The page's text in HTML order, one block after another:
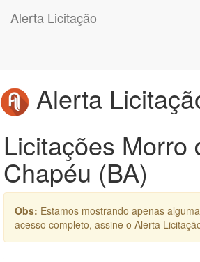
Alerta Licitação
Alerta
Licitações Morro
Chapéu (BA)
Obs: Estamos mostrando apenas
acesso completo, assine o Alerta